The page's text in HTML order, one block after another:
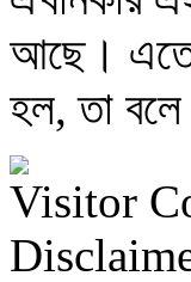
আছে। এতে
হল, তা
Visitor